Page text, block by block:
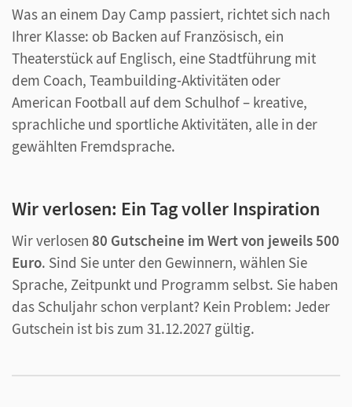
Was an einem Day Camp passiert, richtet sich nach
Ihrer Klasse: ob Backen auf Französisch, ein
Theaterstück auf Englisch, eine Stadtführung mit
dem Coach, Teambuilding-Aktivitäten oder
American Football auf dem Schulhof – kreative,
sprachliche und sportliche Aktivitäten, alle in der
gewählten Fremdsprache.
Wir verlosen: Ein Tag voller Inspiration
Wir verlosen 80 Gutscheine im Wert von jeweils 500
Euro. Sind Sie unter den Gewinnern, wählen Sie
Sprache, Zeitpunkt und Programm selbst. Sie haben
das Schuljahr schon verplant? Kein Problem: Jeder
Gutschein ist bis zum 31.12.2027 gültig.